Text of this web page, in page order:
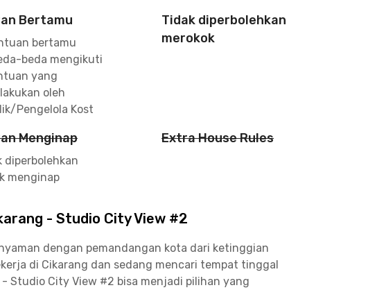
Bertamu
bertamu
beda mengikuti
yang
oleh
Pengelola Kost
Tidak diperbolehkan
merokok
Menginap
diperbolehkan
menginap
Extra House Rules
- Studio City View #2
dengan pemandangan kota dari ketinggian
di Cikarang dan sedang mencari tempat tinggal
Studio City View #2 bisa menjadi pilihan yang